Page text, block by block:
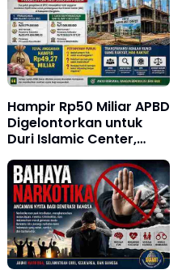
Hampir Rp50 Miliar APBD
Digelontorkan untuk
Duri Islamic Center,
Kondisi Lapangan Jadi
Sorotan Publik.